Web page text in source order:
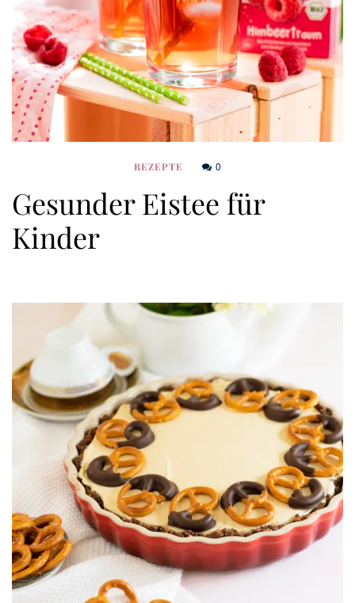
REZEPTE 0
Gesunder Eistee für
Kinder